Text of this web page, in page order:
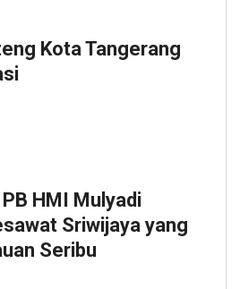
Kota Tangerang
HMI Mulyadi
Sriwijaya yang
Seribu